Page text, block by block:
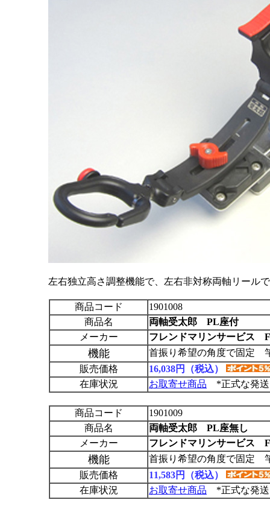
左右独立高さ調整機能で、左右非対称両軸リール
商品コード
1901008
商品名
両軸受太郎 PL座付
メーカー
フレンドマリンサービス
機能
首振り希望の角度で固定
販売価格
16,038円（税込）
在庫状況
お取寄せ商品 *正式な発送
商品コード
1901009
商品名
両軸受太郎 PL座無し
メーカー
フレンドマリンサービス
機能
首振り希望の角度で固定
販売価格
11,583円（税込）
在庫状況
お取寄せ商品 *正式な発送